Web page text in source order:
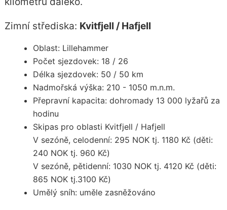
Zimní střediska: Kvitfjell / Hafjell
Oblast: Lillehammer
Počet sjezdovek: 18 / 26
Délka sjezdovek: 50 / 50 km
Nadmořská výška: 210 - 1050 m.n.m.
Přepravní kapacita: dohromady 13 000 lyžařů za
hodinu
Skipas pro oblasti Kvitfjell / Hafjell
V sezóně, celodenní: 295 NOK tj. 1180 Kč (děti:
240 NOK tj. 960 Kč)
V sezóně, pětidenní: 1030 NOK tj. 4120 Kč (děti:
865 NOK tj.3100 Kč)
Umělý sníh: uměle zasněžováno